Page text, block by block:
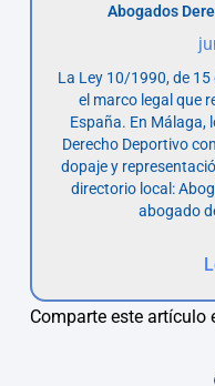
Abogados
La Ley 10/1990, de
el marco legal que
España. En Málaga,
Derecho Deportivo
dopaje y
directorio local:
abogado
Comparte este artículo